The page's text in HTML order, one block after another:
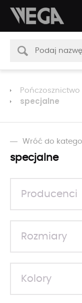
specjalne
Wróć do
specjalne
Producenci
Rozmiary
Kolory